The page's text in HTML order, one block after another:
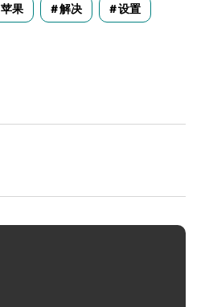
苹果 解决 设置